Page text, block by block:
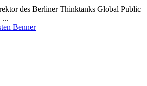
des Berliner Thinktanks Global Public
...
Benner